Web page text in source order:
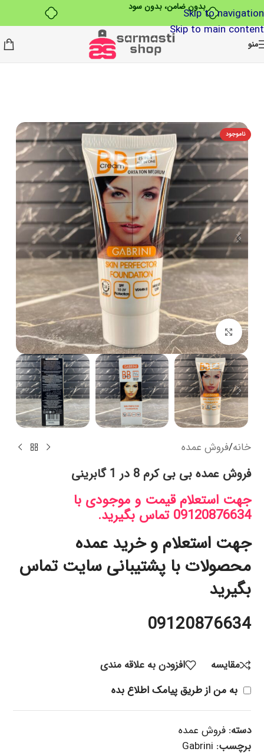
بدون ضامن، بدون سودSkip to navigation
Skip to main content
منو
ناموجود
بزرگنمایی تصویر
خانه/فروش عمده
فروش عمده بی بی کرم 8 در 1 گابرینی
جهت استعلام قیمت و موجودی با
09120876634 تماس بگیرید.
جهت استعلام و خرید عمده
محصولات با پشتیبانی سایت تماس
بگیرید
09120876634
مقایسه
افزودن به علاقه مندی
به من از طریق پیامک اطلاع بده
دسته: فروش عمده
برچسب: Gabrini